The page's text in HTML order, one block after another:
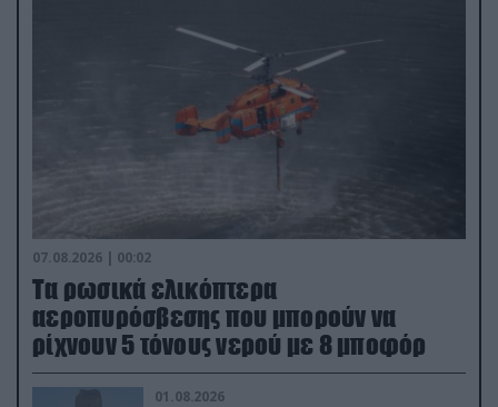
07.08.2026 | 00:02
Τα ρωσικά ελικόπτερα
αεροπυρόσβεσης που μπορούν να
ρίχνουν 5 τόνους νερού με 8 μποφόρ
01.08.2026